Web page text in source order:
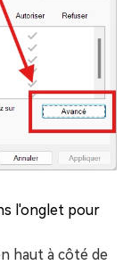
l'onglet pour
haut à côté de